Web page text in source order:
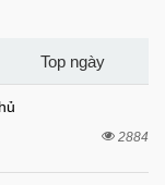
Top ngày
2884